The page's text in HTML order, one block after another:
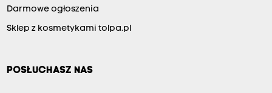
Darmowe ogłoszenia
Sklep z kosmetykami tolpa.pl
POSŁUCHASZ NAS